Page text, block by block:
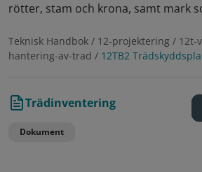
rötter, stam och krona, samt mark
Teknisk Handbok / 12-projektering / 12t-
hantering-av-trad / 12TB2
Trädinventering
Dokument